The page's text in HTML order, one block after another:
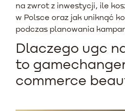
na zwrot z inwestycji, ile
w Polsce oraz jak uniknąć
podczas planowania
Dlaczego ugc
to
commerce